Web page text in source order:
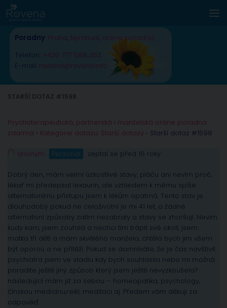
Skip to content
Poradny Praha Nymburk online poradna
Telefon: +420 777 588 352
E-mail: radana@rovena.info
Psychoterapeutická, partnerská i manželská online poradna
zdarma › Kategorie dotazu: Starší dotazy › Starší dotaz #1598
anonym Personál zeptal se před 16 roky
Dobrý den, mám velmi úzkostlivé stavy, pláču ani nevím proč,
lékař mi předepsal lexaurin, ale vzhledem k mému spíše
alternativnímu přístupu jsem k lékům opatrná. Tento stav je
dlouhodobý pokud ne celoživotní je mi 41 let, a žádné
alternativní způsoby zatím nezabraly a stavy se zhoršují. Nevím
kudy kam, jsem zoufalá a nechci tím trápit své okolí, jsem
matka tří dětí a mám skvělého manžela, chtěla bych jim všem
být oporou a ne přítěží. Pokud se domníváte, že je čas navštívit
psychiatra jsem ve stadiu kdy bych souhlasila nebo mi možná
poradíte ještě jiný způsob který jsem ještě nevyzkoušela?
následující mám již za sebou – homeopatika, psychology,
čínskou medicínu,reiki, meditaci aj. Předem vám děkuji za
odpověď